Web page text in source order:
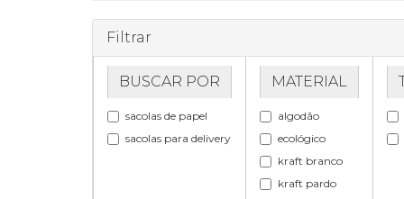
Filtrar
BUSCAR POR
sacolas de papel
sacolas para delivery
MATERIAL
algodão
ecológico
kraft branco
kraft pardo